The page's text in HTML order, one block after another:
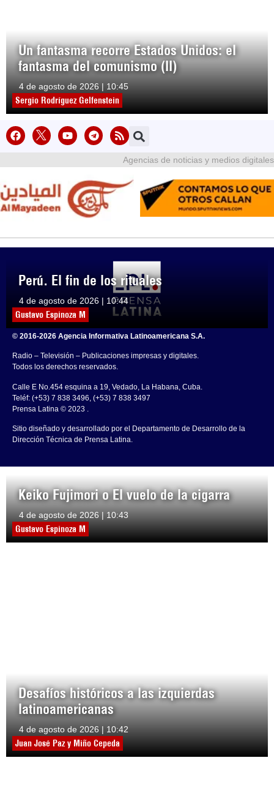
Un fantasma recorre Estados Unidos: el
fantasma del comunismo (II)
4 de agosto de 2026 | 10:45
Sergio Rodríguez Gelfenstein
Perú. El fin de los rituales
4 de agosto de 2026 | 10:44
Gustavo Espinoza M
Keiko Fujimori o El vuelo de la cigarra
4 de agosto de 2026 | 10:43
Gustavo Espinoza M
Desafíos históricos a las izquierdas
latinoamericanas
4 de agosto de 2026 | 10:42
Juan José Paz y Miño Cepeda
Agencias de noticias y medios digitales
© 2016-2026 Agencia Informativa Latinoamericana S.A.
Radio – Televisión – Publicaciones impresas y digitales.
Todos los derechos reservados.
Calle E No.454 esquina a 19, Vedado, La Habana, Cuba.
Teléf: (+53) 7 838 3496, (+53) 7 838 3497
Prensa Latina © 2023 .
Sitio diseñado y desarrollado por el Departamento de Desarrollo de la
Dirección Técnica de Prensa Latina.